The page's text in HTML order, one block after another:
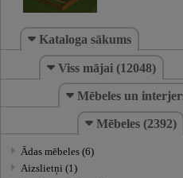
Kataloga sākums
Viss mājai (12048)
Mēbeles un
Mēbeles (2392)
Ādas mēbeles (6)
Aizslietņi (1)